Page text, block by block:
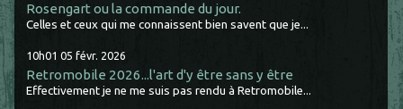
Rosengart ou la commande du jour.
Celles et ceux qui me connaissent bien savent que je...
10h01 05 févr. 2026
Retromobile 2026...l'art d'y être sans y être
Effectivement je ne me suis pas rendu à Retromobile...